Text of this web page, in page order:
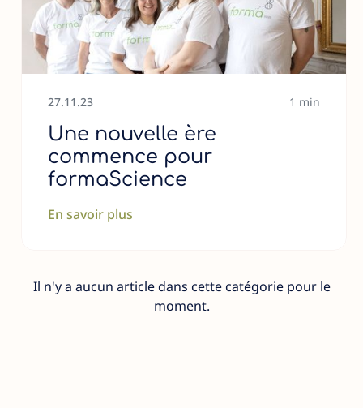
27.11.23 1 min
Une nouvelle ère
commence pour
formaScience
En savoir plus
Il n'y a aucun article dans cette catégorie pour le
moment.